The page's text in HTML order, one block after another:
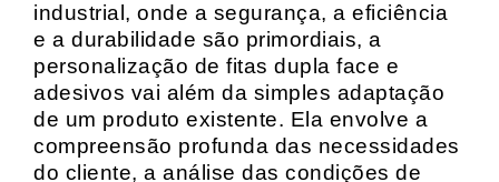
industrial, onde a segurança, a eficiência
e a durabilidade são primordiais, a
personalização de fitas dupla face e
adesivos vai além da simples adaptação
de um produto existente. Ela envolve a
compreensão profunda das necessidades
do cliente, a análise das condições de